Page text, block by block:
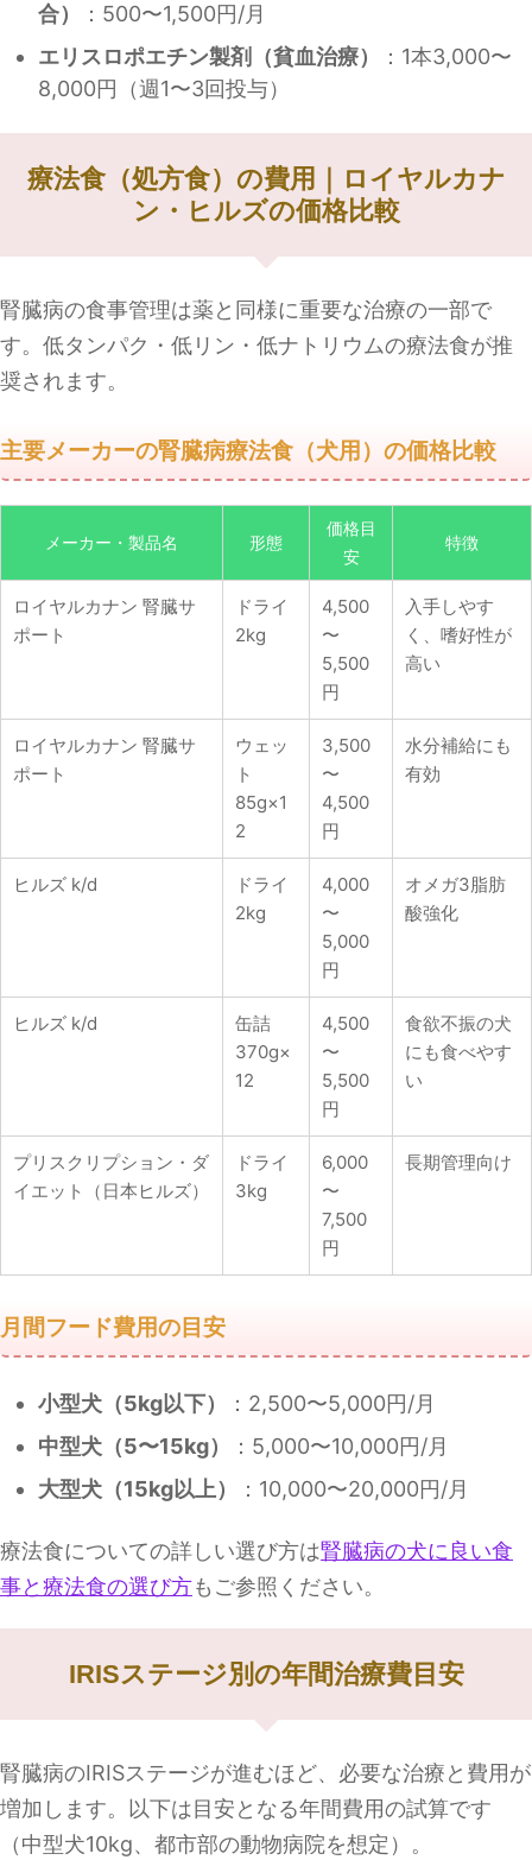
合）
：500〜1,500円/月
エリスロポエチン製剤（貧血治療）
：1本3,000〜
8,000円（週1〜3回投与）
療法食（処方食）の費用｜ロイヤルカナ
ン・ヒルズの価格比較
腎臓病の食事管理は薬と同様に重要な治療の一部で
す。低タンパク・低リン・低ナトリウムの療法食が推
奨されます。
主要メーカーの腎臓病療法食（犬用）の価格比較
メーカー・製品名 形態
価格目
安
特徴
ロイヤルカナン 腎臓サ
ポート
ドライ
2kg
4,500
〜
5,500
円
入手しやす
く、嗜好性が
高い
ロイヤルカナン 腎臓サ
ポート
ウェッ
ト
85g×1
2
3,500
〜
4,500
円
水分補給にも
有効
ヒルズ k/d
ドライ
2kg
4,000
〜
5,000
円
オメガ3脂肪
酸強化
ヒルズ k/d
缶詰
370g×
12
4,500
〜
5,500
円
食欲不振の犬
にも食べやす
い
プリスクリプション・ダ
イエット（日本ヒルズ）
ドライ
3kg
6,000
〜
7,500
円
長期管理向け
月間フード費用の目安
小型犬（5kg以下）
：2,500〜5,000円/月
中型犬（5〜15kg）
：5,000〜10,000円/月
大型犬（15kg以上）
：10,000〜20,000円/月
療法食についての詳しい選び方は腎臓病の犬に良い食
事と療法食の選び方もご参照ください。
IRISステージ別の年間治療費目安
腎臓病のIRISステージが進むほど、必要な治療と費用が
増加します。以下は目安となる年間費用の試算です
（中型犬10kg、都市部の動物病院を想定）。